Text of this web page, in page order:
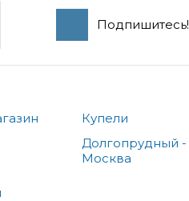
Подпишитесь!
Купели
Долгопрудный -
Москва